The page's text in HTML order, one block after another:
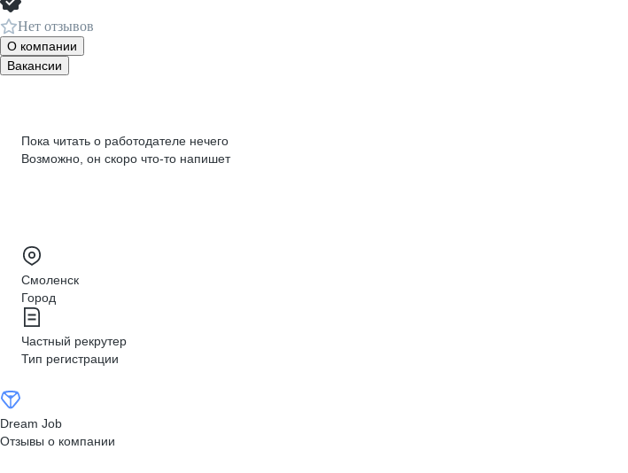
Нет отзывов
О компании
Вакансии
Пока читать о работодателе нечего
Возможно, он скоро что‑то напишет
Смоленск
Город
Частный рекрутер
Тип регистрации
Dream Job
Отзывы о компании